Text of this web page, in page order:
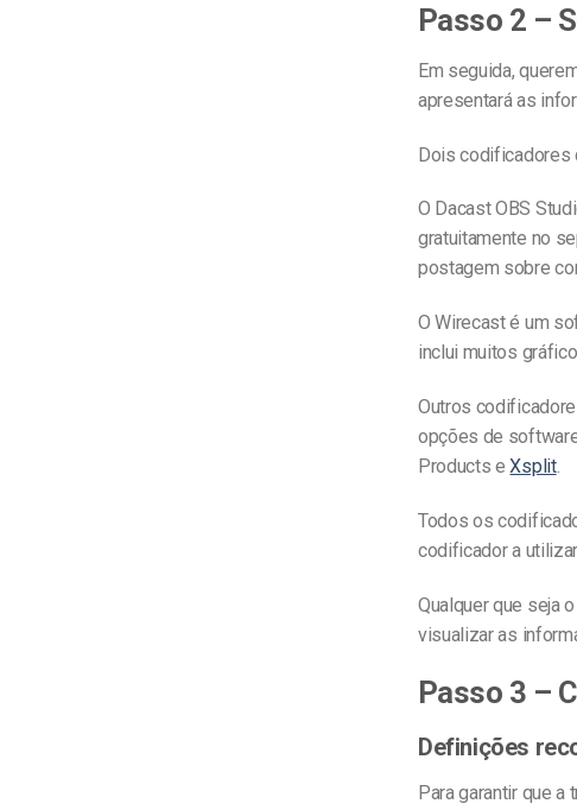
Passo 2 –
Em seguida,
apresentará as
Dois codificadores
O Dacast OBS
gratuitamente no
postagem sobre
O Wirecast é um
inclui muitos
Outros
opções de
Products eXsplit.
Todos os
codificador a
Qualquer que seja
visualizar as
Passo 3 –
Definições
Para garantir que